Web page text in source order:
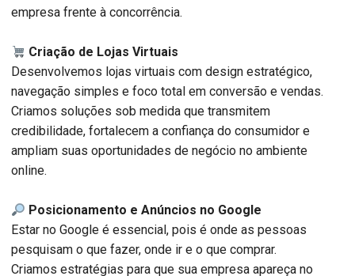
empresa frente à concorrência.
Criação de Lojas Virtuais
Desenvolvemos lojas virtuais com design estratégico,
navegação simples e foco total em conversão e vendas.
Criamos soluções sob medida que transmitem
credibilidade, fortalecem a confiança do consumidor e
ampliam suas oportunidades de negócio no ambiente
online.
Posicionamento e Anúncios no Google
Estar no Google é essencial, pois é onde as pessoas
pesquisam o que fazer, onde ir e o que comprar.
Criamos estratégias para que sua empresa apareça no